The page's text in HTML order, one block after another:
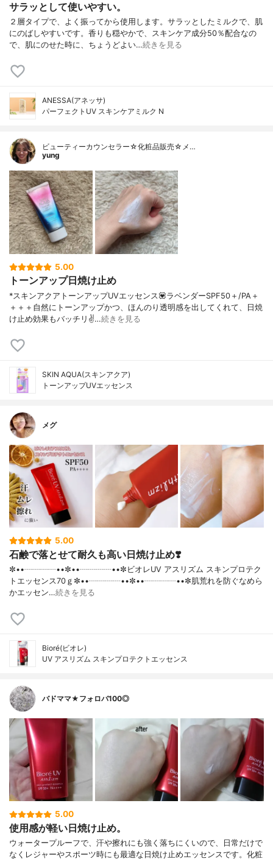
サラッとして使いやすい。
２層タイプで、よく振ってから使用します。サラッとしたミルクで、肌
にのばしやすいです。香りも穏やかで、スキンケア成分50％配合なの
で、肌にのせた時に、ちょうどよい…続きを見る
ANESSA(アネッサ)
パーフェクトUV スキンケアミルク N
ビューティーカウンセラー☆化粧品販売☆メ…
yung
5.00
トーンアップ日焼け止め
*スキンアクアトーンアップUVエッセンス💟ラベンダーSPF50＋/PA＋
＋＋＋自然にトーンアップかつ、ほんのり透明感を出してくれて、日焼
け止め効果もバッチリ✌️…続きを見る
SKIN AQUA(スキンアクア)
トーンアップUVエッセンス
メグ
5.00
石鹸で落とせて耐久も高い日焼け止め❣️
✼••┈┈┈┈••✼••┈┈┈┈••✼ビオレUV アスリズム スキンプロテク
トエッセンス70ｇ✼••┈┈┈┈••✼••┈┈┈┈••✼肌荒れを防ぐなめら
かエッセン…続きを見る
Bioré(ビオレ)
UV アスリズム スキンプロテクトエッセンス
バドママ★フォロバ100◎
5.00
使用感が軽い日焼け止め。
ウォータープルーフで、汗や擦れにも強く落ちにくいので、日常だけで
なくレジャーやスポーツ時にも最適な日焼け止めエッセンスです。化粧